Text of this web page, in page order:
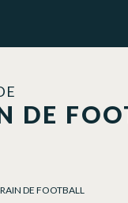
DE
DE FOOTBALL
cookies